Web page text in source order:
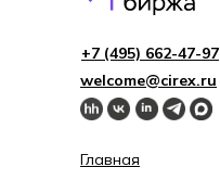
Главная
welcome@cirex.ru
+7 (495) 662-4 7-97